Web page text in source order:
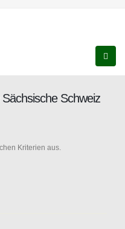
Schweiz
Kriterien aus.